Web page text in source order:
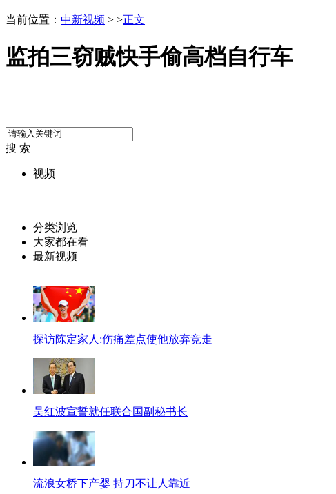
当前位置： 中新视频 > >正文
监拍三窃贼快手偷高档自行车
搜 索
视频
分类浏览
大家都在看
最新视频
探访陈定家人:伤痛差点使他放弃竞走
吴红波宣誓就任联合国副秘书长
流浪女桥下产婴 持刀不让人靠近